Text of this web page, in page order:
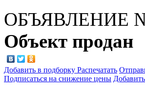
ОБЪЯВЛЕНИЕ
Объект продан
Добавить в подборку Распечатать
Подписаться на снижение цены